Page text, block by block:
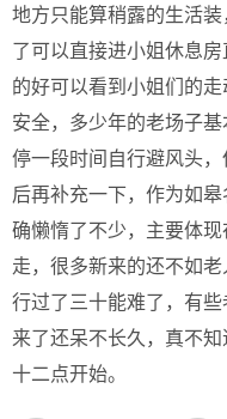
地方只能算稍露的生活
了可以直接进小姐休息
的好可以看到小姐们的
安全，多少年的老场子
停一段时间自行避风头
后再补充一下，作为如
确懒惰了不少，主要体
走，很多新来的还不如
行过了三十能难了，有
来了还呆不长久，真不
十二点开始。